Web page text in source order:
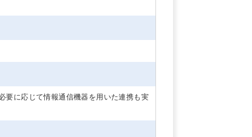
要に応じて情報通信機器を用いた連携も実